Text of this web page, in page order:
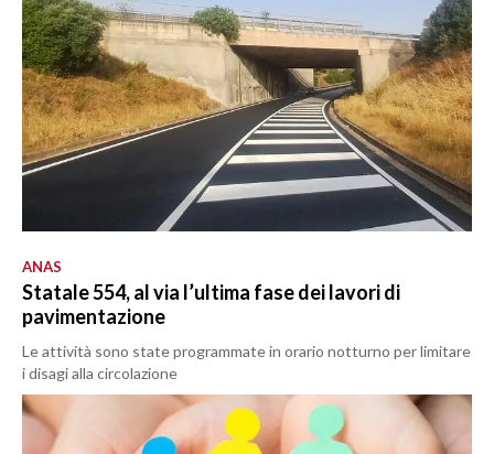
ANAS
Statale 554, al via l’ultima fase dei lavori di
pavimentazione
Le attività sono state programmate in orario notturno per limitare
i disagi alla circolazione